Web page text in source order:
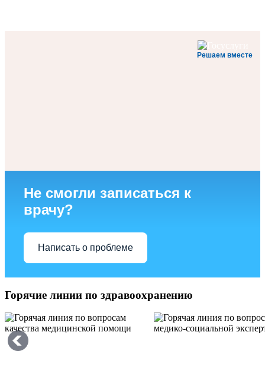
Решаем вместе
Не смогли записаться к
врачу?
Написать о проблеме
Горячие линии по здравоохранению